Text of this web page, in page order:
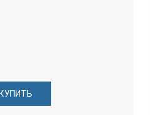
КУПИТЬ